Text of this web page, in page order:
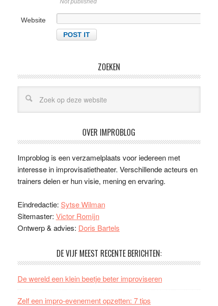
Not published
Website
ZOEKEN
OVER IMPROBLOG
Improblog is een verzamelplaats voor iedereen met
interesse in improvisatietheater. Verschillende acteurs en
trainers delen er hun visie, mening en ervaring.
Eindredactie: Sytse Wilman
Sitemaster: Victor Romijn
Ontwerp & advies: Doris Bartels
DE VIJF MEEST RECENTE BERICHTEN:
De wereld een klein beetje beter improviseren
Zelf een impro-evenement opzetten: 7 tips